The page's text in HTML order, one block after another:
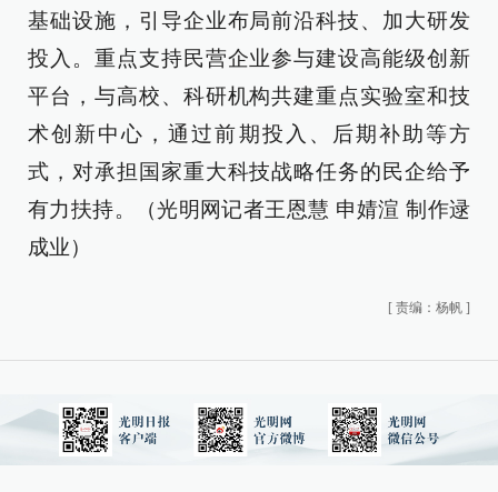
基础设施，引导企业布局前沿科技、加大研发
投入。重点支持民营企业参与建设高能级创新
平台，与高校、科研机构共建重点实验室和技
术创新中心，通过前期投入、后期补助等方
式，对承担国家重大科技战略任务的民企给予
有力扶持。（光明网记者王恩慧 申婧渲 制作逯
成业）
[ 责编：杨帆 ]